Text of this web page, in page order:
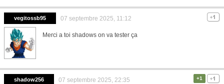
vegitossb95 07 septembre 2025, 11:12
Merci a toi shadows on va tester ça
shadow256 07 septembre 2025, 22:35 +1